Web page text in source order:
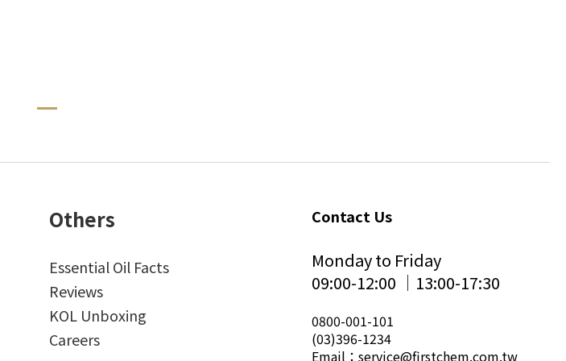
Others
Essential Oil Facts
Reviews
KOL Unboxing
Careers
Contact Us
Monday to Friday
09:00-12:00 │13:00-17:30
0800-001-101
(03)396-1234
Email：service@firstchem.com.tw